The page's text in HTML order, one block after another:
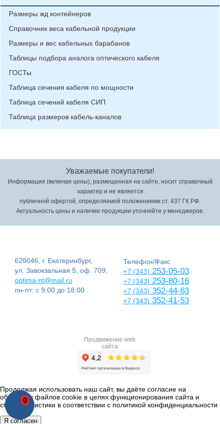
0
Размеры жд контейнеров
Справочник веса кабельной продукции
Размеры и вес кабельных барабанов
Таблицы подбора аналога оптического кабеля
ГОСТы
Таблица сечения кабеля по мощности
Таблица сечений кабеля СИП
Таблица размеров кабель-каналов
Уважаемые покупатели!
Информация (включая цены), размещенная на сайте, носит справочный
характер и не является
публичной офертой, определяемой положениями ст. 437 ГК РФ.
Актуальность цены и наличие продукции уточняйте у менеджеров.
620046, г. Екатеринбург,
ул. Завокзальная 5, оф. 709,
optima-nt@mail.ru
пн-пт: с 9:00 до 18:00
Телефон/Факс
+7 (343) 253-05-03
+7 (343) 253-80-16
+7 (343) 352-44-63
+7 (343) 352-41-53
Продвижение web
сайта
Продолжая использовать наш сайт, вы даёте согласие на
обработку файлов cookie в целях функционирования сайта и
сбора статистики в соответствии с политикой конфиденциальности
Я согласен